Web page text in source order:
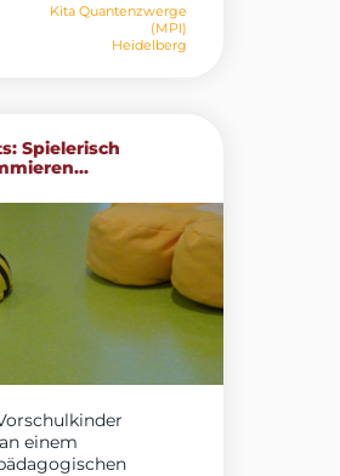
Kita Quantenzwerge
(MPI)
Heidelberg
Spielerisch
einem